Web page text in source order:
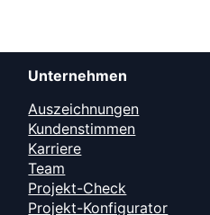
Unternehmen
Auszeichnungen
Kundenstimmen
Karriere
Team
Projekt-Check
Projekt-Konfigurator